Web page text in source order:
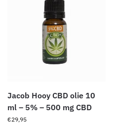
Jacob Hooy CBD olie 10
ml – 5% – 500 mg CBD
€29,95